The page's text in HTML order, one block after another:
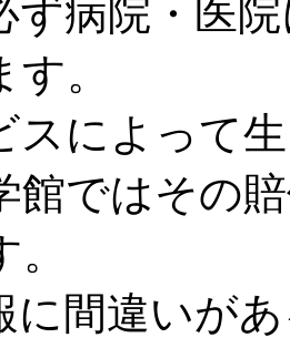
ず病院・医
。
スによって
館ではその
に間違いが